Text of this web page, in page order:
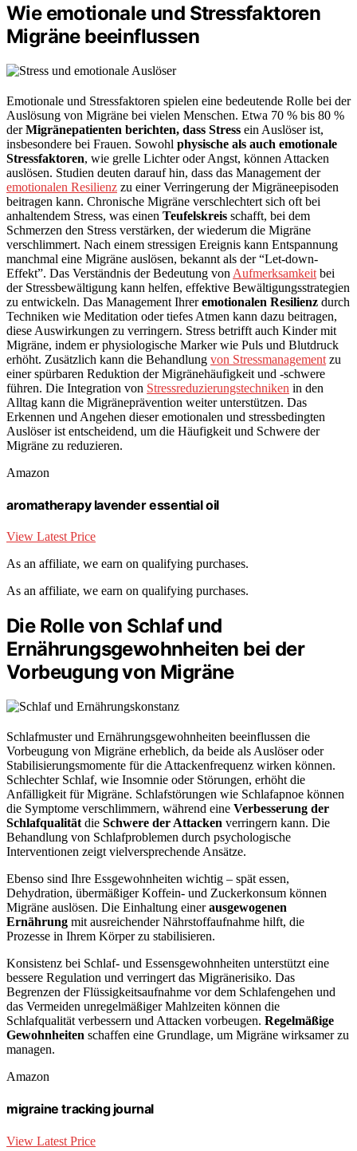
Wie emotionale und Stressfaktoren
Migräne beeinflussen
Emotionale und Stressfaktoren spielen eine bedeutende Rolle bei der
Auslösung von Migräne bei vielen Menschen. Etwa 70 % bis 80 %
derMigränepatienten berichten, dass Stress ein Auslöser ist,
insbesondere bei Frauen. Sowohl physische als auch emotionale
Stressfaktoren, wie grelle Lichter oder Angst, können Attacken
auslösen. Studien deuten darauf hin, dass das Management der
emotionalen Resilienz zu einer Verringerung der Migräneepisoden
beitragen kann. Chronische Migräne verschlechtert sich oft bei
anhaltendem Stress, was einen Teufelskreis schafft, bei dem
Schmerzen den Stress verstärken, der wiederum die Migräne
verschlimmert. Nach einem stressigen Ereignis kann Entspannung
manchmal eine Migräne auslösen, bekannt als der “Let-down-
Effekt”. Das Verständnis der Bedeutung von Aufmerksamkeit bei
der Stressbewältigung kann helfen, effektive Bewältigungsstrategien
zu entwickeln. Das Management Ihreremotionalen Resilienz durch
Techniken wie Meditation oder tiefes Atmen kann dazu beitragen,
diese Auswirkungen zu verringern. Stress betrifft auch Kinder mit
Migräne, indem er physiologische Marker wie Puls und Blutdruck
erhöht. Zusätzlich kann die Behandlung von Stressmanagement zu
einer spürbaren Reduktion der Migränehäufigkeit und -schwere
führen. Die Integration von Stressreduzierungstechniken in den
Alltag kann die Migräneprävention weiter unterstützen. Das
Erkennen und Angehen dieser emotionalen und stressbedingten
Auslöser ist entscheidend, um die Häufigkeit und Schwere der
Migräne zu reduzieren.
Amazon
aromatherapy lavender essential oil
View Latest Price
As an affiliate, we earn on qualifying purchases.
As an affiliate, we earn on qualifying purchases.
Die Rolle von Schlaf und
Ernährungsgewohnheiten bei der
Vorbeugung von Migräne
Schlafmuster und Ernährungsgewohnheiten beeinflussen die
Vorbeugung von Migräne erheblich, da beide als Auslöser oder
Stabilisierungsmomente für die Attackenfrequenz wirken können.
Schlechter Schlaf, wie Insomnie oder Störungen, erhöht die
Anfälligkeit für Migräne. Schlafstörungen wie Schlafapnoe können
die Symptome verschlimmern, während eine Verbesserung der
Schlafqualität die Schwere der Attacken verringern kann. Die
Behandlung von Schlafproblemen durch psychologische
Interventionen zeigt vielversprechende Ansätze.
Ebenso sind Ihre Essgewohnheiten wichtig – spät essen,
Dehydration, übermäßiger Koffein- und Zuckerkonsum können
Migräne auslösen. Die Einhaltung einerausgewogenen
Ernährung mit ausreichender Nährstoffaufnahme hilft, die
Prozesse in Ihrem Körper zu stabilisieren.
Konsistenz bei Schlaf- und Essensgewohnheiten unterstützt eine
bessere Regulation und verringert das Migränerisiko. Das
Begrenzen der Flüssigkeitsaufnahme vor dem Schlafengehen und
das Vermeiden unregelmäßiger Mahlzeiten können die
Schlafqualität verbessern und Attacken vorbeugen. Regelmäßige
Gewohnheiten schaffen eine Grundlage, um Migräne wirksamer zu
managen.
Amazon
migraine tracking journal
View Latest Price